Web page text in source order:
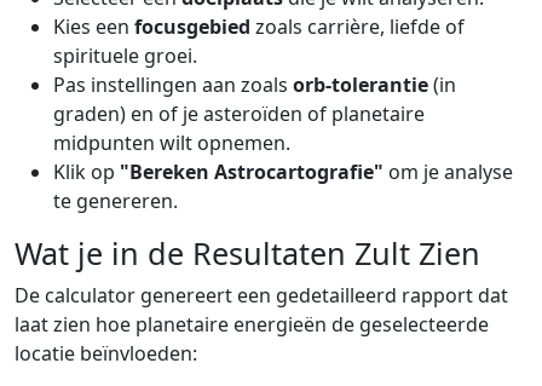
Kies een focusgebied zoals carrière, liefde of
spirituele groei.
Pas instellingen aan zoals orb-tolerantie(in
graden) en of je asteroïden of planetaire
midpunten wilt opnemen.
Klik op "Bereken Astrocartografie" om je analyse
te genereren.
Wat je in de Resultaten Zult Zien
De calculator genereert een gedetailleerd rapport dat
laat zien hoe planetaire energieën de geselecteerde
locatie beïnvloeden: